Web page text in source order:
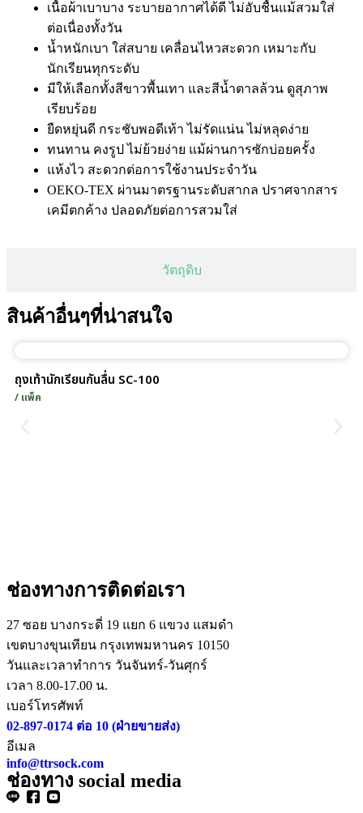
วัตถุดิบ
เนื้อผ้าเบาบาง ระบายอากาศได้ดี ไม่อับชื้นแม้สวมใส่
ต่อเนื่องทั้งวัน
น้ำหนักเบา ใส่สบาย เคลื่อนไหวสะดวก เหมาะกับ
นักเรียนทุกระดับ
มีให้เลือกทั้งสีขาวพื้นเทา และสีน้ำตาลล้วน ดูสุภาพ
เรียบร้อย
ยืดหยุ่นดี กระชับพอดีเท้า ไม่รัดแน่น ไม่หลุดง่าย
ทนทาน คงรูป ไม่ย้วยง่าย แม้ผ่านการซักบ่อยครั้ง
แห้งไว สะดวกต่อการใช้งานประจำวัน
OEKO-TEX ผ่านมาตรฐานระดับสากล ปราศจากสาร
เคมีตกค้าง ปลอดภัยต่อการสวมใส่
สินค้าอื่นๆที่น่าสนใจ
ถุงเท้านักเรียนกันลื่น SC-100
/ แพ็ค
ช่องทางการติดต่อเรา
27 ซอย บางกระดี่ 19 แยก 6 แขวง แสมดำ
เขตบางขุนเทียน กรุงเทพมหานคร 10150
วันและเวลาทำการ วันจันทร์-วันศุกร์
เวลา 8.00-17.00 น.
เบอร์โทรศัพท์
02-897-0174 ต่อ 10 (ฝ่ายขายส่ง)
อีเมล
info@ttrsock.com
ช่องทาง social media